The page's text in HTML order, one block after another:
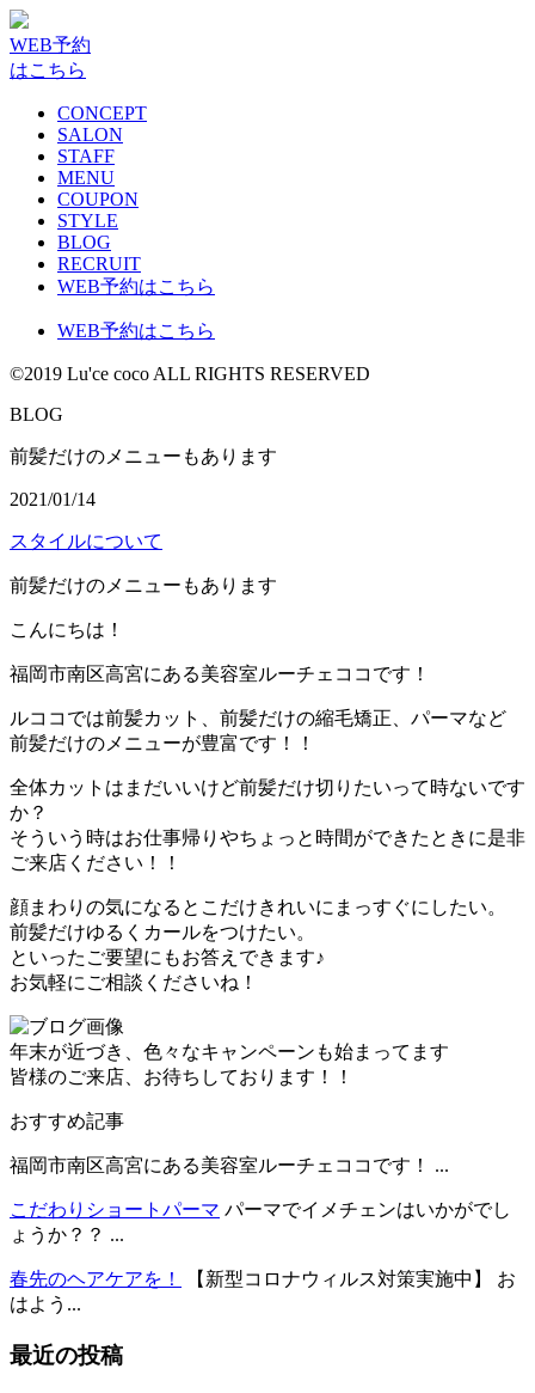
WEB予約
はこちら
CONCEPT
SALON
STAFF
MENU
COUPON
STYLE
BLOG
RECRUIT
WEB予約はこちら
WEB予約はこちら
©2019 Lu'ce coco ALL RIGHTS RESERVED
BLOG
前髪だけのメニューもあります
2021/01/14
スタイルについて
前髪だけのメニューもあります
こんにちは！
福岡市南区高宮にある美容室ルーチェココです！
ルココでは前髪カット、前髪だけの縮毛矯正、パーマなど
前髪だけのメニューが豊富です！！
全体カットはまだいいけど前髪だけ切りたいって時ないです
か？
そういう時はお仕事帰りやちょっと時間ができたときに是非
ご来店ください！！
顔まわりの気になるとこだけきれいにまっすぐにしたい。
前髪だけゆるくカールをつけたい。
といったご要望にもお答えできます♪
お気軽にご相談くださいね！
年末が近づき、色々なキャンペーンも始まってます
皆様のご来店、お待ちしております！！
おすすめ記事
福岡市南区高宮にある美容室ルーチェココです！ ...
こだわりショートパーマ パーマでイメチェンはいかがでし
ょうか？？ ...
春先のヘアケアを！
【新型コロナウィルス対策実施中】 お
はよう...
最近の投稿